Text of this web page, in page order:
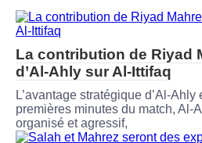
La contribution de Riyad
d’Al-Ahly sur Al-Ittifaq
L’avantage stratégique d’Al-
premières minutes du match, Al-
organisé et agressif,